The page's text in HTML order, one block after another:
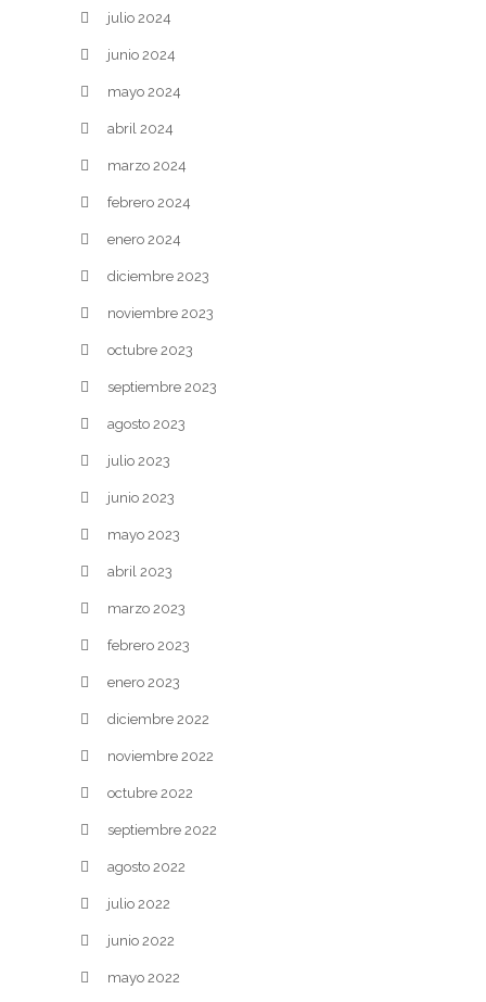
julio 2024
junio 2024
mayo 2024
abril 2024
marzo 2024
febrero 2024
enero 2024
diciembre 2023
noviembre 2023
octubre 2023
septiembre 2023
agosto 2023
julio 2023
junio 2023
mayo 2023
abril 2023
marzo 2023
febrero 2023
enero 2023
diciembre 2022
noviembre 2022
octubre 2022
septiembre 2022
agosto 2022
julio 2022
junio 2022
mayo 2022